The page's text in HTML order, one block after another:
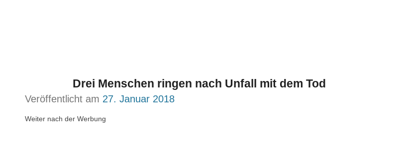
Drei Menschen ringen nach Unfall mit dem Tod
Veröffentlicht am 27. Januar 2018
Weiter nach der Werbung